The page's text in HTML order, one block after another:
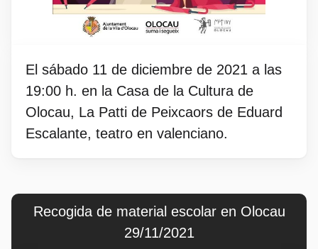
El sábado 11 de diciembre de 2021 a las
19:00 h. en la Casa de la Cultura de
Olocau, La Patti de Peixcaors de Eduard
Escalante, teatro en valenciano.
Recogida de material escolar en Olocau
29/11/2021